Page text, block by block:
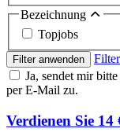
Bezeichnung
Topjobs
Filter anwenden
Ja, sendet mir
per E-Mail zu.
Verdienen Sie